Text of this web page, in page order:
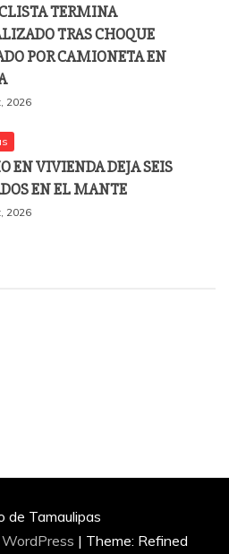
TERMINA
TRAS CHOQUE
POR CAMIONETA EN
2026
EN VIVIENDA DEJA SEIS
EN EL MANTE
2026
de Tamaulipas
| Theme: Refined